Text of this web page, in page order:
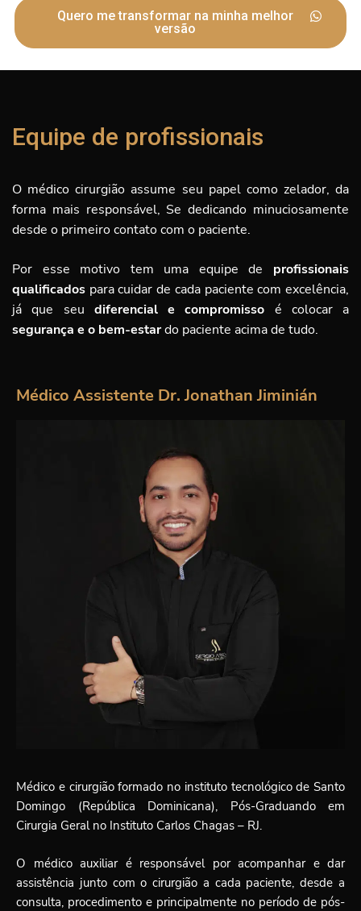
Quero me transformar na minha melhor
versão
Equipe de profissionais
O médico cirurgião assume seu papel como zelador, da
forma mais responsável, Se dedicando minuciosamente
desde o primeiro contato com o paciente.
Por esse motivo tem uma equipe de profissionais
qualificados para cuidar de cada paciente com excelência,
já que seu diferencial e compromisso é colocar a
segurança e o bem-estardo paciente acima de tudo.
Médico Assistente Dr. Jonathan Jiminián
Médico e cirurgião formado no instituto tecnológico de Santo
Domingo (República Dominicana), Pós-Graduando em
Cirurgia Geral no Instituto Carlos Chagas – RJ.
O médico auxiliar é responsável por acompanhar e dar
assistência junto com o cirurgião a cada paciente, desde a
consulta, procedimento e principalmente no período de pós-